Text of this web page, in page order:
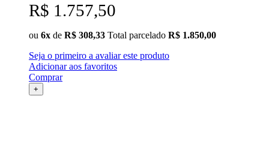
R$ 1.757,50
ou 6x de R$ 308,33 Total parcelado R$ 1.850,00
Seja o primeiro a avaliar este produto
Adicionar aos favoritos
Comprar
+